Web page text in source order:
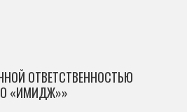
ОТВЕТСТВЕННОСТЬЮ
«ИМИДЖ»»